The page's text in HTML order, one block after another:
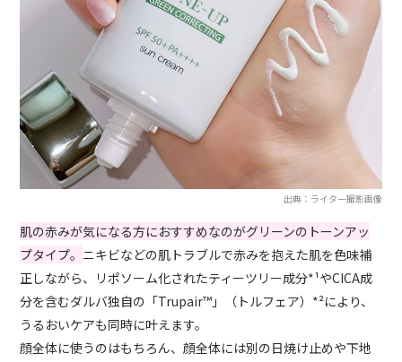
出典：ライター撮影画像
肌の赤みが気になる方におすすめなのがグリーンのトーンアッ
プタイプ。 ニキビなどの肌トラブルで赤みを抱えた肌を色味補
正しながら、リポソーム化されたティーツリー成分*¹やCICA成
分を含むダルバ独自の「Trupair™️」（トルフェア）*²により、
うるおいケアも同時に叶えます。
顔全体に使うのはもちろん、顔全体には別の日焼け止めや下地